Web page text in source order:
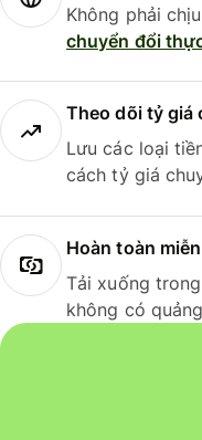
Không phải
chuyển đổi
Theo dõi tỷ giá
Lưu các loại
cách tỷ giá
Hoàn toàn
Tải xuống
không có